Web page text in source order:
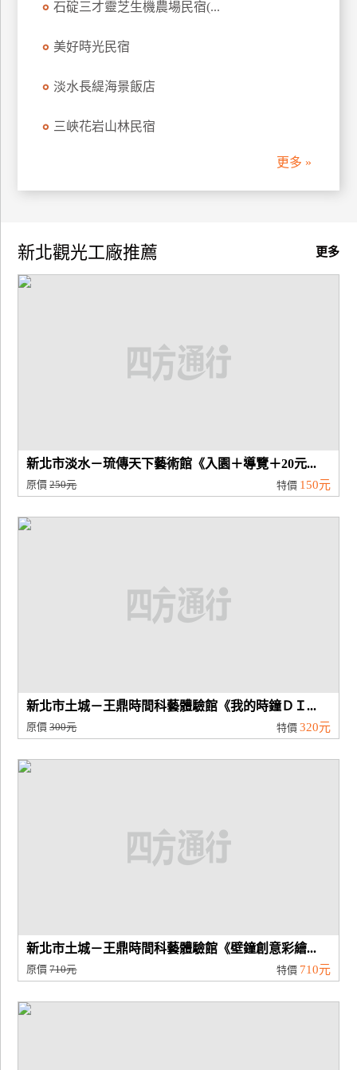
商
品
石碇三才靈芝生機農場民宿(...
美好時光民宿
淡水長緹海景飯店
三峽花岩山林民宿
更多 »
更多
新北觀光工廠推薦
新北市淡水－琉傳天下藝術館《入園＋導覽＋20元...
原價250元 特價 150元
新北市土城－王鼎時間科藝體驗館《我的時鐘ＤＩ...
原價300元 特價 320元
新北市土城－王鼎時間科藝體驗館《壁鐘創意彩繪...
原價710元 特價 710元